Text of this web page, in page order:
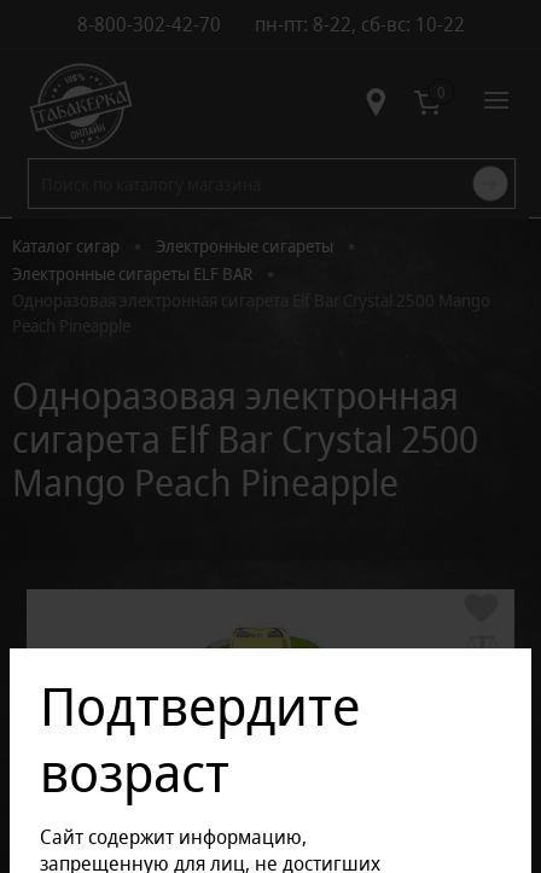
8-800-302-42-70 пн-пт: 8-22, сб-вс: 10-22
Контакты 0
Каталог сигар Электронные сигареты
Электронные сигареты ELF BAR
Одноразовая электронная сигарета Elf Bar Crystal 2500 Mango
Peach Pineapple
Одноразовая электронная
сигарета Elf Bar Crystal 2500
Mango Peach Pineapple
Подтвердите
возраст
Сайт содержит информацию,
запрещенную для лиц, не достигших